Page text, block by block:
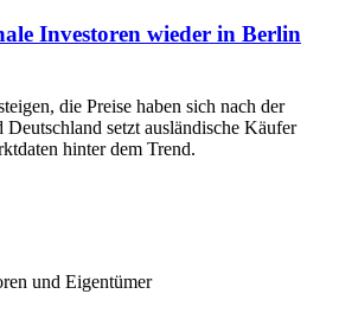
Investoren wieder in Berlin
die Preise haben sich nach der
setzt ausländische Käufer
hinter dem Trend.
und Eigentümer